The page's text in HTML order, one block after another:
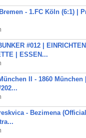
- 1.FC Köln (6:1) |
#012 |
| ESSEN...
II - 1860 München
- Bezimena